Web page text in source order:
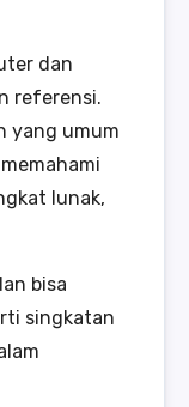
dan
referensi.
yang umum
lunak,
bisa
singkatan